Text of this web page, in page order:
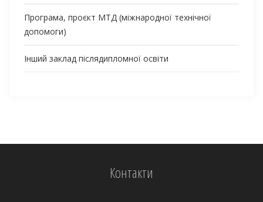
Програма, проєкт МТД (міжнародної технічної
допомоги)
Інший заклад післядипломної освіти
Контакти